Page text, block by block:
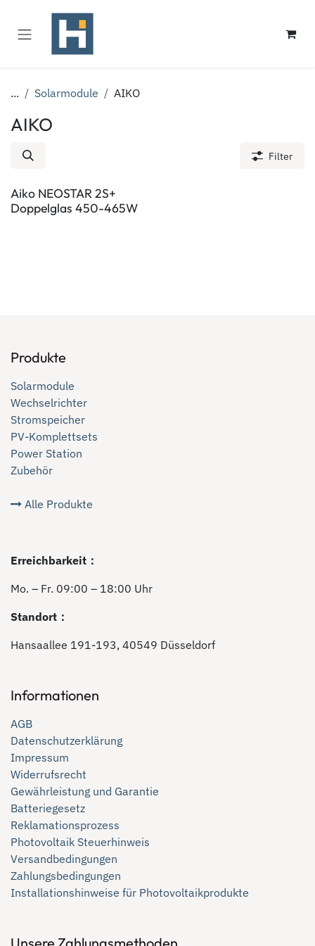
... Solarmodule AIKO
AIKO
Filter
Aiko NEOSTAR 2S+
Doppelglas 450-465W
Produkte
Solarmodule
Wechselrichter
Stromspeicher
PV-Komplettsets
Power Station
Zubehör
Alle Produkte
Erreichbarkeit：
Mo. – Fr. 09:00 – 18:00 Uhr
Standort：
Hansaallee 191-193, 40549 Düsseldorf
Informationen
AGB
Datenschutzerklärung
Impressum
Widerrufsrecht
Gewährleistung und Garantie
Batteriegesetz
Reklamationsprozess
Photovoltaik Steuerhinweis
Versandbedingungen
Zahlungsbedingungen
Installationshinweise für Photovoltaikprodukte